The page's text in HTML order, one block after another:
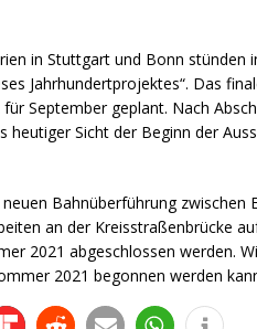
in Stuttgart und Bonn stünden
Jahrhundertprojektes“. Das
September geplant. Nach
Sicht der Beginn der
Bahnüberführung zwischen
an der Kreisstraßenbrücke
2021 abgeschlossen werden.
2021 begonnen werden